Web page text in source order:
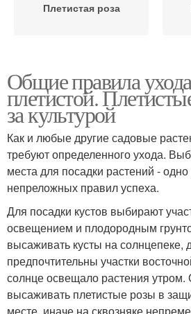
Плетистая роза
Опор для роз
Роза на зиму
Общие правила
плетистой.
за культурой
Как и любые другие садовые
требуют определенного ухода.
места для посадки растений -
непреложных правил успеха.
Для посадки кустов выбирают
освещением и плодородным
высаживать кусты на солнцепеке,
предпочтительны участки
солнце освещало растения
высаживать плетистые розы в